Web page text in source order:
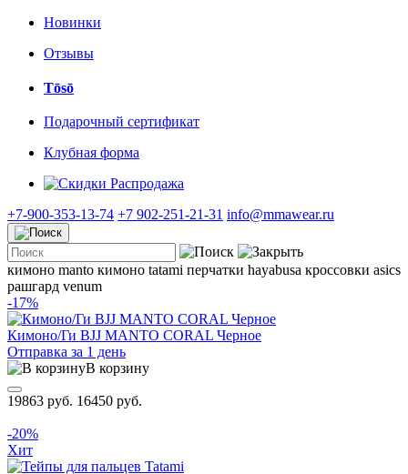
Новинки
Отзывы
Tōsō
Подарочный сертификат
Клубная форма
Распродажа
+7-900-353-13-74 +7 902-251-21-31 info@mmawear.ru
кимоно manto кимоно tatami перчатки hayabusa кроссовки asics
рашгард venum
-17%
Кимоно/Ги BJJ MANTO CORAL Черное
Отправка за 1 день
В корзину
19863 руб. 16450 руб.
-20%
Хит